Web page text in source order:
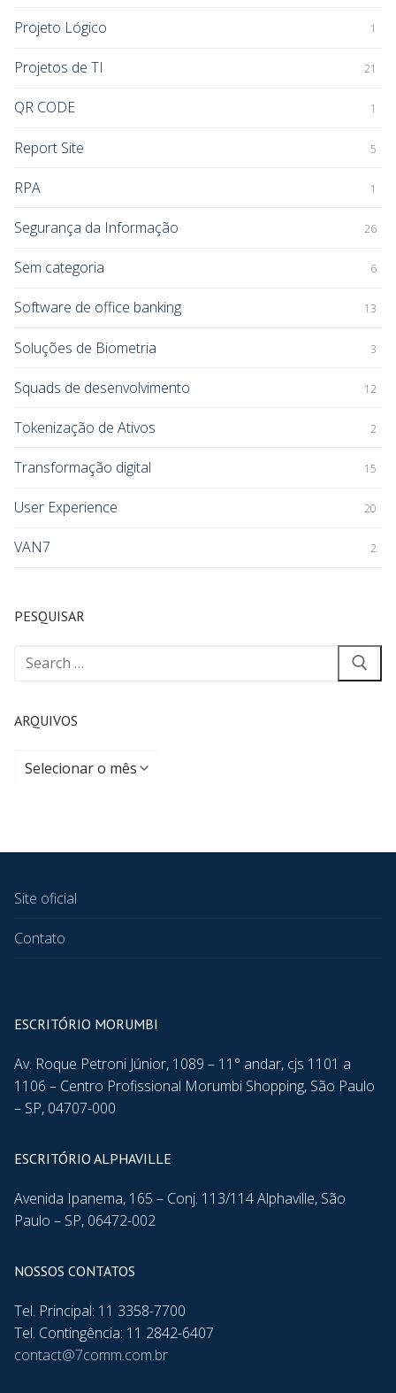
Projeto Lógico 1
Projetos de TI 21
QR CODE 1
Report Site 5
RPA 1
Segurança da Informação 26
Sem categoria 6
Software de office banking 13
Soluções de Biometria 3
Squads de desenvolvimento 12
Tokenização de Ativos 2
Transformação digital 15
User Experience 20
VAN7 2
PESQUISAR
ARQUIVOS
Site oficial
Contato
ESCRITÓRIO MORUMBI
Av. Roque Petroni Júnior, 1089 – 11° andar, cjs 1101 a
1106 – Centro Profissional Morumbi Shopping, São Paulo
– SP, 04707-000
ESCRITÓRIO ALPHAVILLE
Avenida Ipanema, 165 – Conj. 113/114 Alphaville, São
Paulo – SP, 06472-002
NOSSOS CONTATOS
Tel. Principal: 11 3358-7700
Tel. Contingência: 11 2842-6407
contact@7comm.com.br